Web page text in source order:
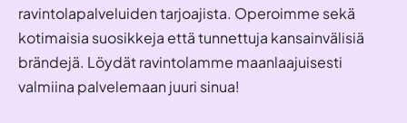
ravintolapalveluiden tarjoajista. Operoimme sekä
kotimaisia suosikkeja että tunnettuja kansainvälisiä
brändejä. Löydät ravintolamme maanlaajuisesti
valmiina palvelemaan juuri sinua!